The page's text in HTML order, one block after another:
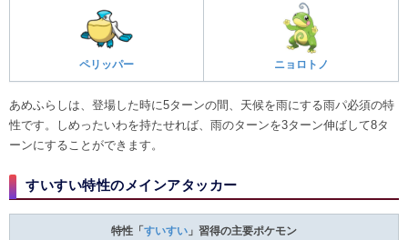
ペリッパー ニョロトノ
あめふらしは、登場した時に5ターンの間、天候を雨にする雨パ必須の特
性です。しめったいわを持たせれば、雨のターンを3ターン伸ばして8タ
ーンにすることができます。
すいすい特性のメインアタッカー
特性「 すいすい 」習得の主要ポケモン